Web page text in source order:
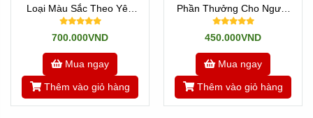
Loại Màu Sắc Theo Yêu
Cầu
700.000VND
Mua ngay
Thêm vào giỏ hàng
Phần Thưởng Cho Người
Xuất Sắc
450.000VND
Mua ngay
Thêm vào giỏ hàng